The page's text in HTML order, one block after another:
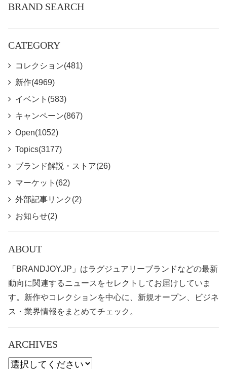
BRAND SEARCH
CATEGORY
コレクション(481)
新作(4969)
イベント(583)
キャンペーン(867)
Open(1052)
Topics(3177)
ブランド解説・ストア(26)
マーケット(62)
外部記事リンク(2)
お知らせ(2)
ABOUT
「BRANDJOY.JP」はラグジュアリーブランドなどの最新
動向に関連するニュースをセレクトしてお届けしていま
す。新作やコレクションを中心に、新規オープン、ビジネ
ス・業界情報をまとめてチェック。
ARCHIVES